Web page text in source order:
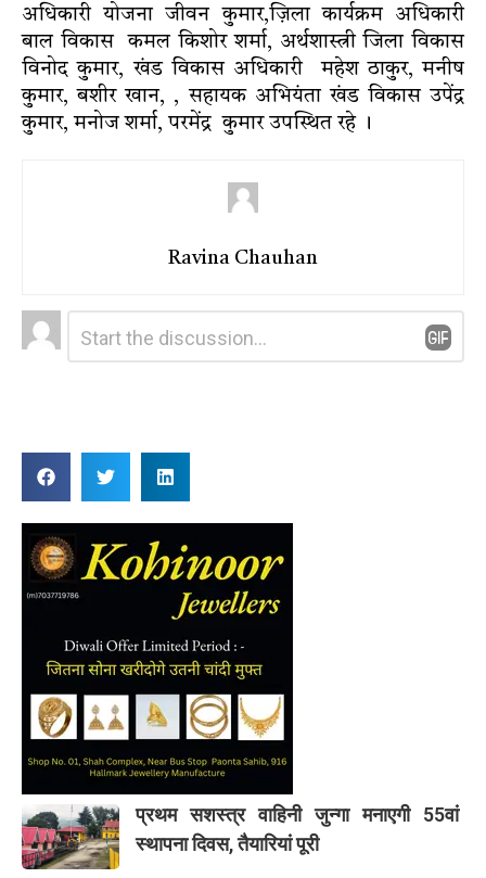
अधिकारी योजना जीवन कुमार,ज़िला कार्यक्रम अधिकारी
बाल विकास कमल किशोर शर्मा, अर्थशास्त्री जिला विकास
विनोद कुमार, खंड विकास अधिकारी महेश ठाकुर, मनीष
कुमार, बशीर खान, , सहायक अभियंता खंड विकास उपेंद्र
कुमार, मनोज शर्मा, परमेंद्र कुमार उपस्थित रहे ।
Ravina Chauhan
Leave
a
Comment
प्रथम सशस्त्र वाहिनी जुन्गा मनाएगी 55वां
स्थापना दिवस, तैयारियां पूरी